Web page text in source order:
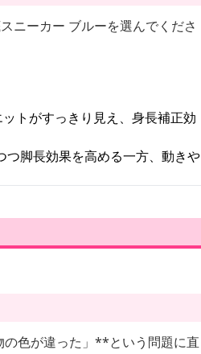
ニーカー ブルーを選んでくださ
トがすっきり見え、身長補正効
つ脚長効果を高める一方、動きや
色が違った」**という問題に直